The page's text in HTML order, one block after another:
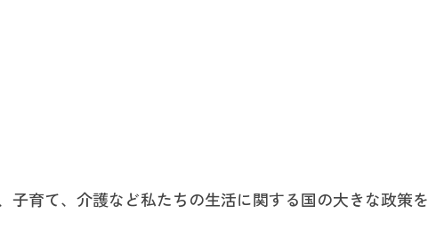
子育て、介護など私たちの生活に関する国の大きな政策を